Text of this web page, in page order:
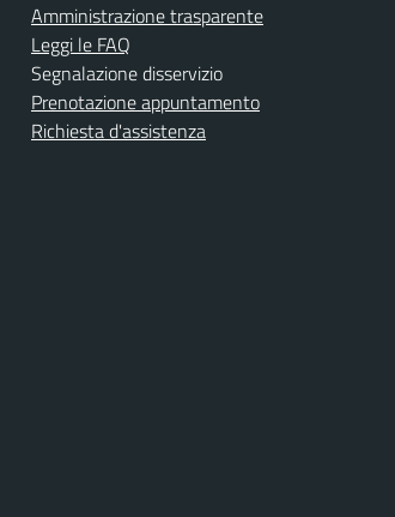
Amministrazione trasparente
Leggi le FAQ
Segnalazione disservizio
Prenotazione appuntamento
Richiesta d'assistenza